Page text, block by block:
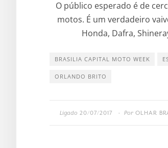
O público esperado é de
motos. É um verdadeiro
Honda, Dafra,
BRASILIA CAPITAL MOTO WEEK
ORLANDO BRITO
Ligado 20/07/2017 • Por OLHAR